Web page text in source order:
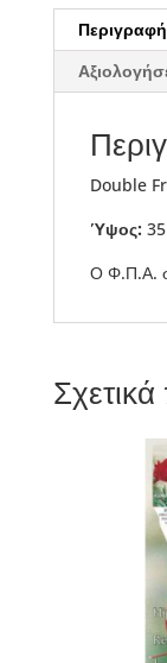
Περιγραφή
Double
Ύψος:
Ο Φ.Π.Α.